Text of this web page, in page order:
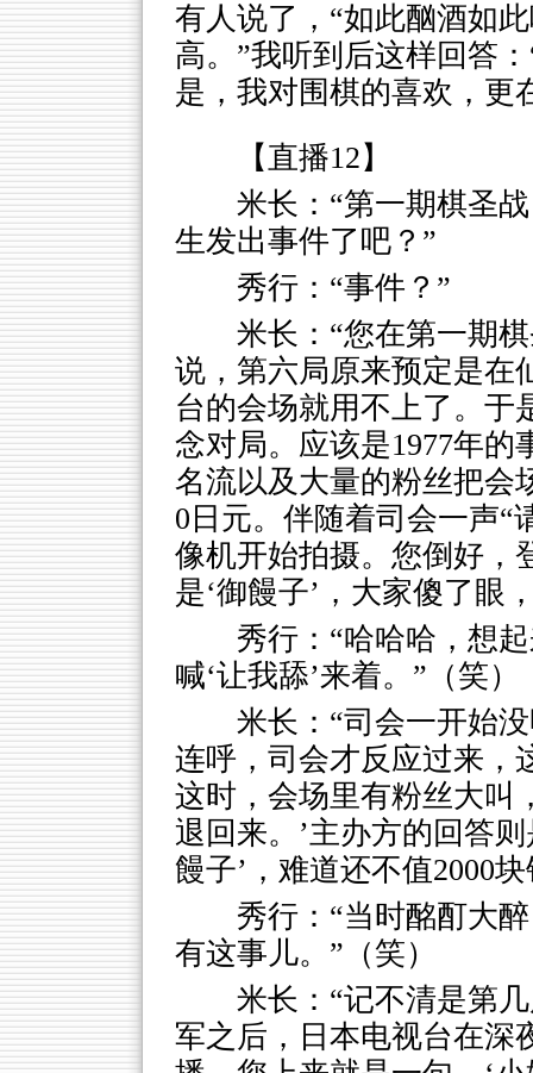
有人说了，“如此酗酒如
高。”我听到后这样回答
是，我对围棋的喜欢，
【直播12】
米长：“第一期棋圣
生发出事件了吧？”
秀行：“事件？”
米长：“您在第一期
说，第六局原来预定是在
台的会场就用不上了。于
念对局。应该是1977年
名流以及大量的粉丝把
0日元。伴随着司会一声“
像机开始拍摄。您倒好，
是‘御饅子’，大家傻了眼
秀行：“哈哈哈，想
喊‘让我舔’来着。”（笑）
米长：“司会一开始
连呼，司会才反应过来，
这时，会场里有粉丝大叫
退回来。’主办方的回答
饅子’，难道还不值2000
秀行：“当时酩酊大
有这事儿。”（笑）
米长：“记不清是第
军之后，日本电视台在深